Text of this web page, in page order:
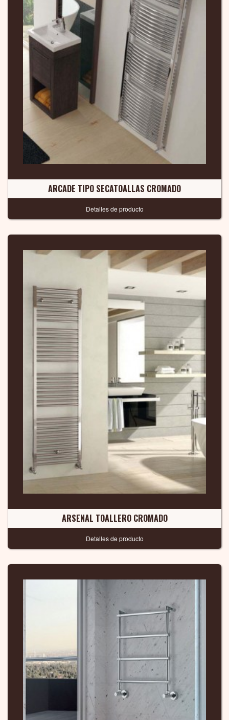
ARCADE TIPO SECATOALLAS CROMADO
Detalles de producto
ARSENAL TOALLERO CROMADO
Detalles de producto